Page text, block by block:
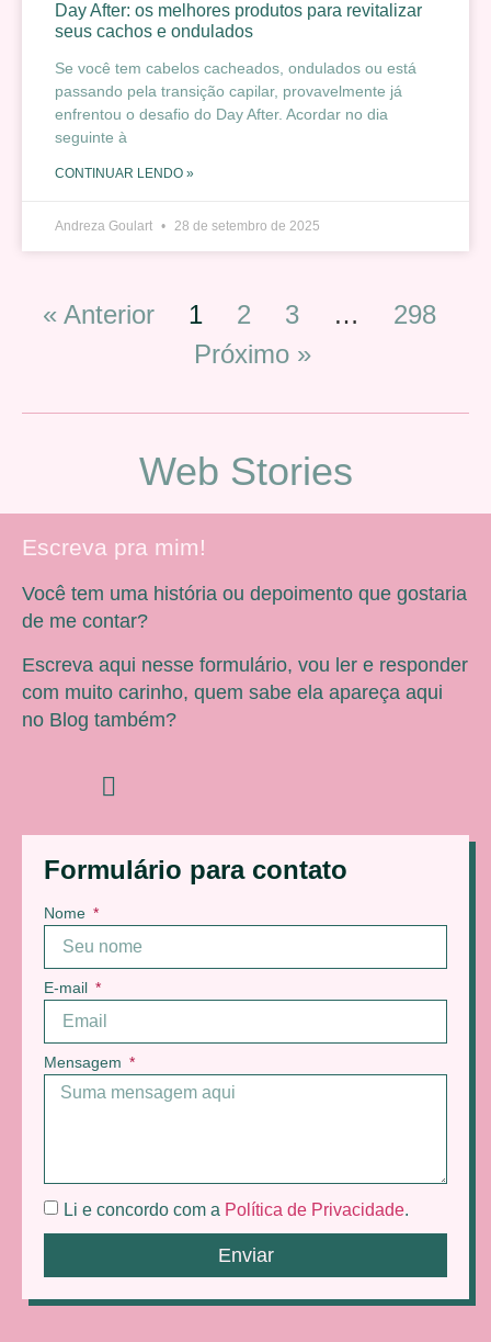
Day After: os melhores produtos para revitalizar
seus cachos e ondulados
Se você tem cabelos cacheados, ondulados ou está
passando pela transição capilar, provavelmente já
enfrentou o desafio do Day After. Acordar no dia
seguinte à
CONTINUAR LENDO »
Andreza Goulart 28 de setembro de 2025
« Anterior 1 2 3 …
298
Próximo »
Web Stories
Formulário para contato
Nome
E-mail
Mensagem
Li e concordo com a Política de Privacidade.
Enviar
Escreva pra mim!
Você tem uma história ou depoimento que gostaria
de me contar?
Escreva aqui nesse formulário, vou ler e responder
com muito carinho, quem sabe ela apareça aqui
no Blog também?